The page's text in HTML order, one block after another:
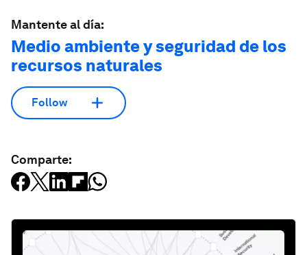
Mantente al día:
Medio ambiente y seguridad de los
recursos naturales
Follow
Comparte: